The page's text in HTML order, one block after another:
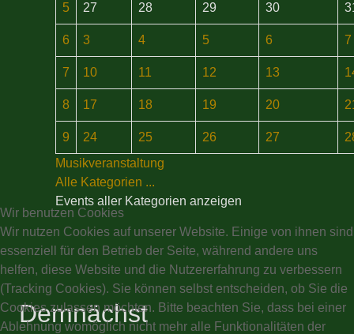
5 27 28 29 30
6 3 4 5 6 7
7 10 11 12 13
8 17 18 19 20
9 24 25 26 27
Musikveranstaltung
Alle Kategorien ...
Events aller Kategorien anzeigen
Demnächst
Wir benutzen Cookies
Wir nutzen Cookies auf unserer Website. Einige von ihnen sind
essenziell für den Betrieb der Seite, während andere uns
helfen, diese Website und die Nutzererfahrung zu verbessern
(Tracking Cookies). Sie können selbst entscheiden, ob Sie die
Cookies zulassen möchten. Bitte beachten Sie, dass bei einer
Ablehnung womöglich nicht mehr alle Funktionalitäten der